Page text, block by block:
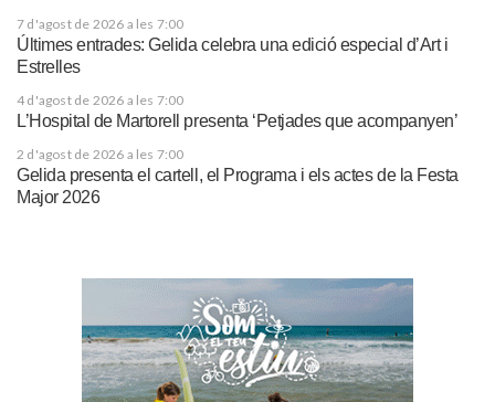
7 d'agost de 2026 a les 7:00
Últimes entrades: Gelida celebra una edició especial d’Art i
Estrelles
4 d'agost de 2026 a les 7:00
L’Hospital de Martorell presenta ‘Petjades que acompanyen’
2 d'agost de 2026 a les 7:00
Gelida presenta el cartell, el Programa i els actes de la Festa
Major 2026